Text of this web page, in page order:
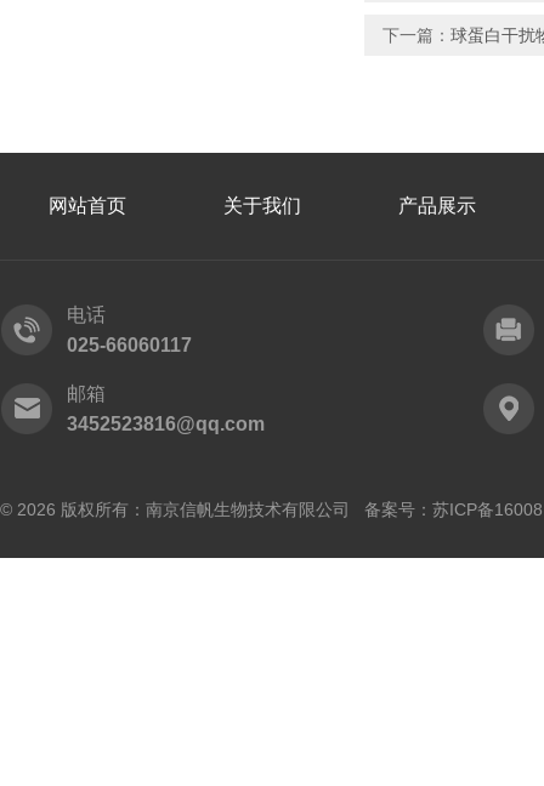
下一篇： 球蛋白干扰
网站首页 关于我们 产品展示
电话
025-66060117
邮箱
3452523816@qq.com
© 2026 版权所有：南京信帆生物技术有限公司 备案号： 苏ICP备